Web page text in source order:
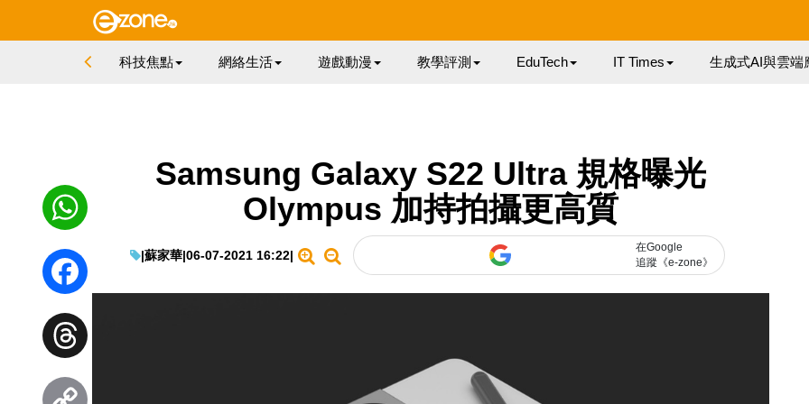
科技焦點 網絡生活 遊戲動漫 教學評測 EduTech IT Times 生成式AI與雲端
Samsung Galaxy S22 Ultra 規格曝光
Olympus 加持拍攝更高質
|蘇家華|06-07-2021 16:22|
在Google
追蹤《e-zone》
WhatsApp
Facebook
Threads